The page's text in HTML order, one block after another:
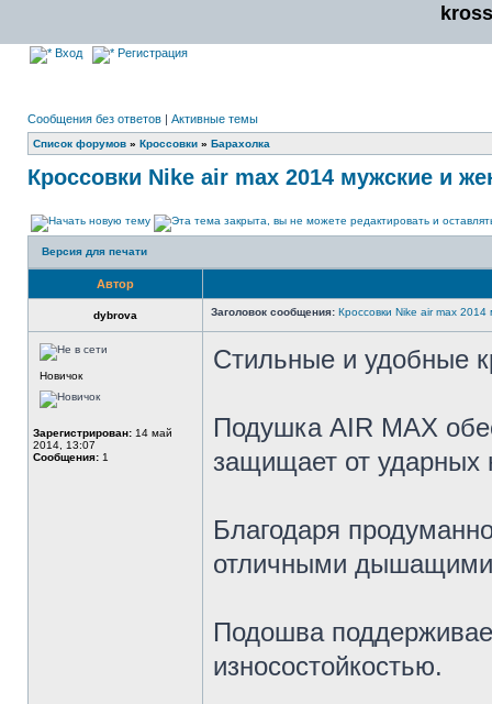
Вход Регистрация
Сообщения без ответов | Активные темы
Список форумов » Кроссовки » Барахолка
Кроссовки Nike air max 2014 мужские и
Версия для печати
Автор
dybrova Заголовок сообщения: Кроссовки Nike air max 2014
Новичок
Зарегистрирован: 14 май
2014, 13:07
Сообщения: 1
Стильные и удобные
Подушка AIR MAX
защищает от ударных
Благодаря
отличными дышащими
Подошва
износостойкостью.